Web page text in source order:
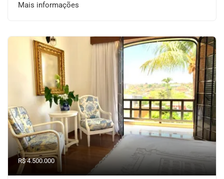
Mais informações
R$ 4.500.000